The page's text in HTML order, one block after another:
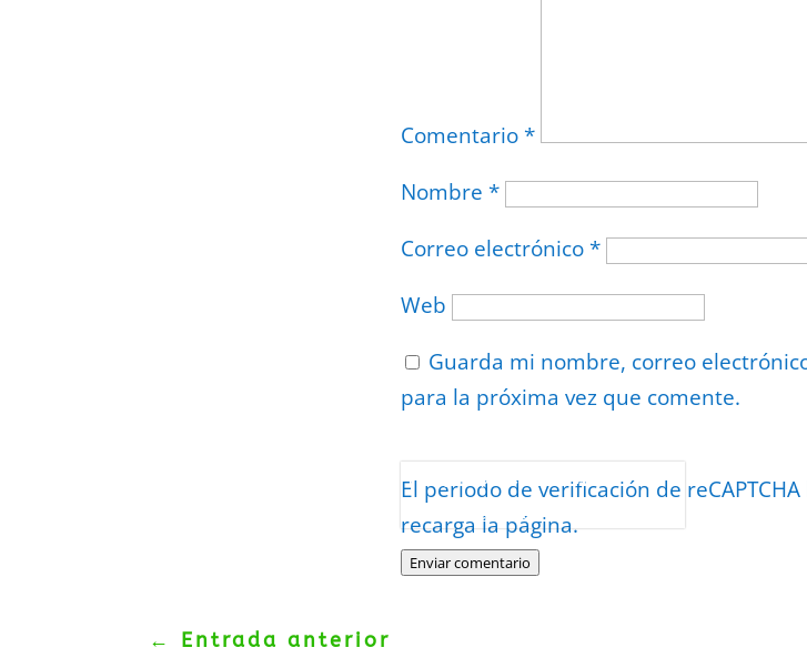
Comentario *
Nombre *
Correo electrónico *
Web
Guarda mi nombre, correo
para la próxima vez que comente.
El periodo de verificación de
recarga la página.
Enviar comentario
Protegidos por reCAPTCHA
Términos
← Entrada anterior